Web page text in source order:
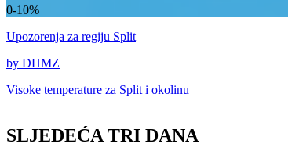
0-10%
Upozorenja za regiju Split
by DHMZ
Visoke temperature za Split i okolinu
SLJEDEĆA TRI DANA